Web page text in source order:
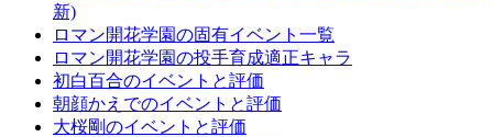
新)
ロマン開花学園の固有イベント一覧
ロマン開花学園の投手育成適正キャラ
初白百合のイベントと評価
朝顔かえでのイベントと評価
大桜剛のイベントと評価